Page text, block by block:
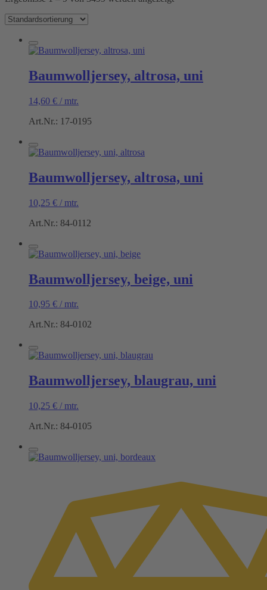
Baumwolljersey, altrosa, uni
14,60 € / mtr.
Art.Nr.: 17-0195
Baumwolljersey, altrosa, uni
10,25 € / mtr.
Art.Nr.: 84-0112
Baumwolljersey, beige, uni
10,95 € / mtr.
Art.Nr.: 84-0102
Baumwolljersey, blaugrau, uni
10,25 € / mtr.
Art.Nr.: 84-0105